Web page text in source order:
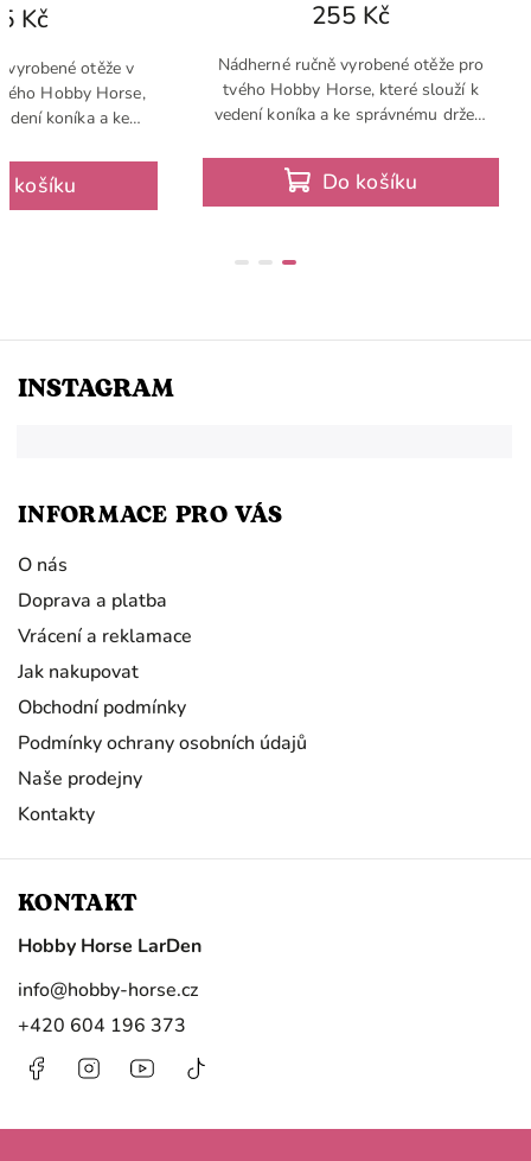
Kč
košíku
vyrobené otěže v
Hobby Horse,
koníka a ke
255 Kč
Do košíku
Nádherné ručně vyrobené otěže pro
tvého Hobby Horse, které slouží k
vedení koníka a ke správnému držení
INSTAGRAM
INFORMACE PRO VÁS
O nás
Doprava a platba
Vrácení a reklamace
Jak nakupovat
Obchodní podmínky
Podmínky ochrany osobních údajů
Naše prodejny
Kontakty
KONTAKT
Hobby Horse LarDen
info@hobby-horse.cz
+420 604 196 373
FacebookInstagramhttps://www.youtube.com/